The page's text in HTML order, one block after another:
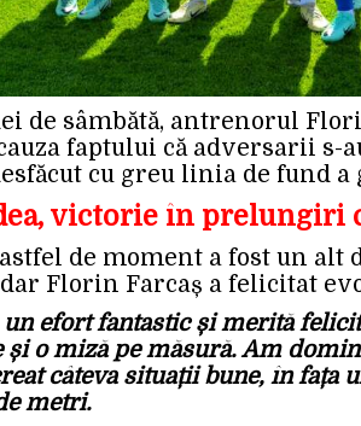
de sâmbătă, antrenorul
faptului că adversarii
cu greu linia de fund
victorie în prelungiri
de moment a fost un alt
Florin Farcaș a felicitat
efort fantastic și merită
o miză pe măsură. Am
câteva situații bune, în fața
metri.